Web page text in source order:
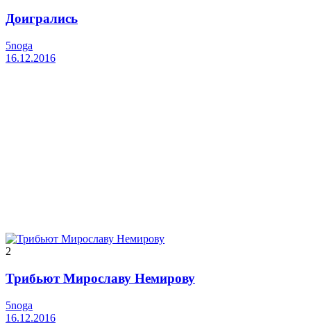
Доигрались
5noga
16.12.2016
2
Трибьют Мирославу Немирову
5noga
16.12.2016